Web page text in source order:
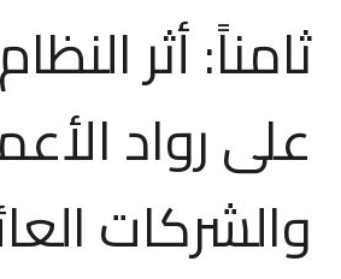
ثامناً: أثر
على رواد
والشركات